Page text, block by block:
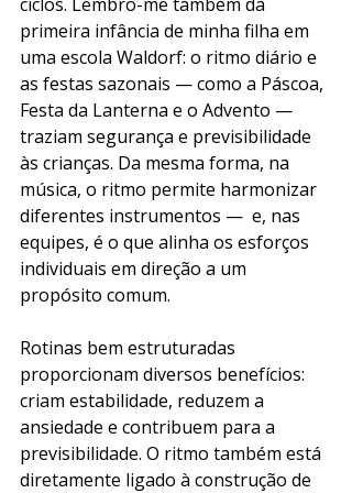
primeira infância de minha filha em
uma escola Waldorf: o ritmo diário e
as festas sazonais — como a Páscoa,
Festa da Lanterna e o Advento —
traziam segurança e previsibilidade
às crianças. Da mesma forma, na
música, o ritmo permite harmonizar
diferentes instrumentos —  e, nas
equipes, é o que alinha os esforços
individuais em direção a um
propósito comum.
Rotinas bem estruturadas
proporcionam diversos benefícios:
criam estabilidade, reduzem a
ansiedade e contribuem para a
previsibilidade. O ritmo também está
diretamente ligado à construção de